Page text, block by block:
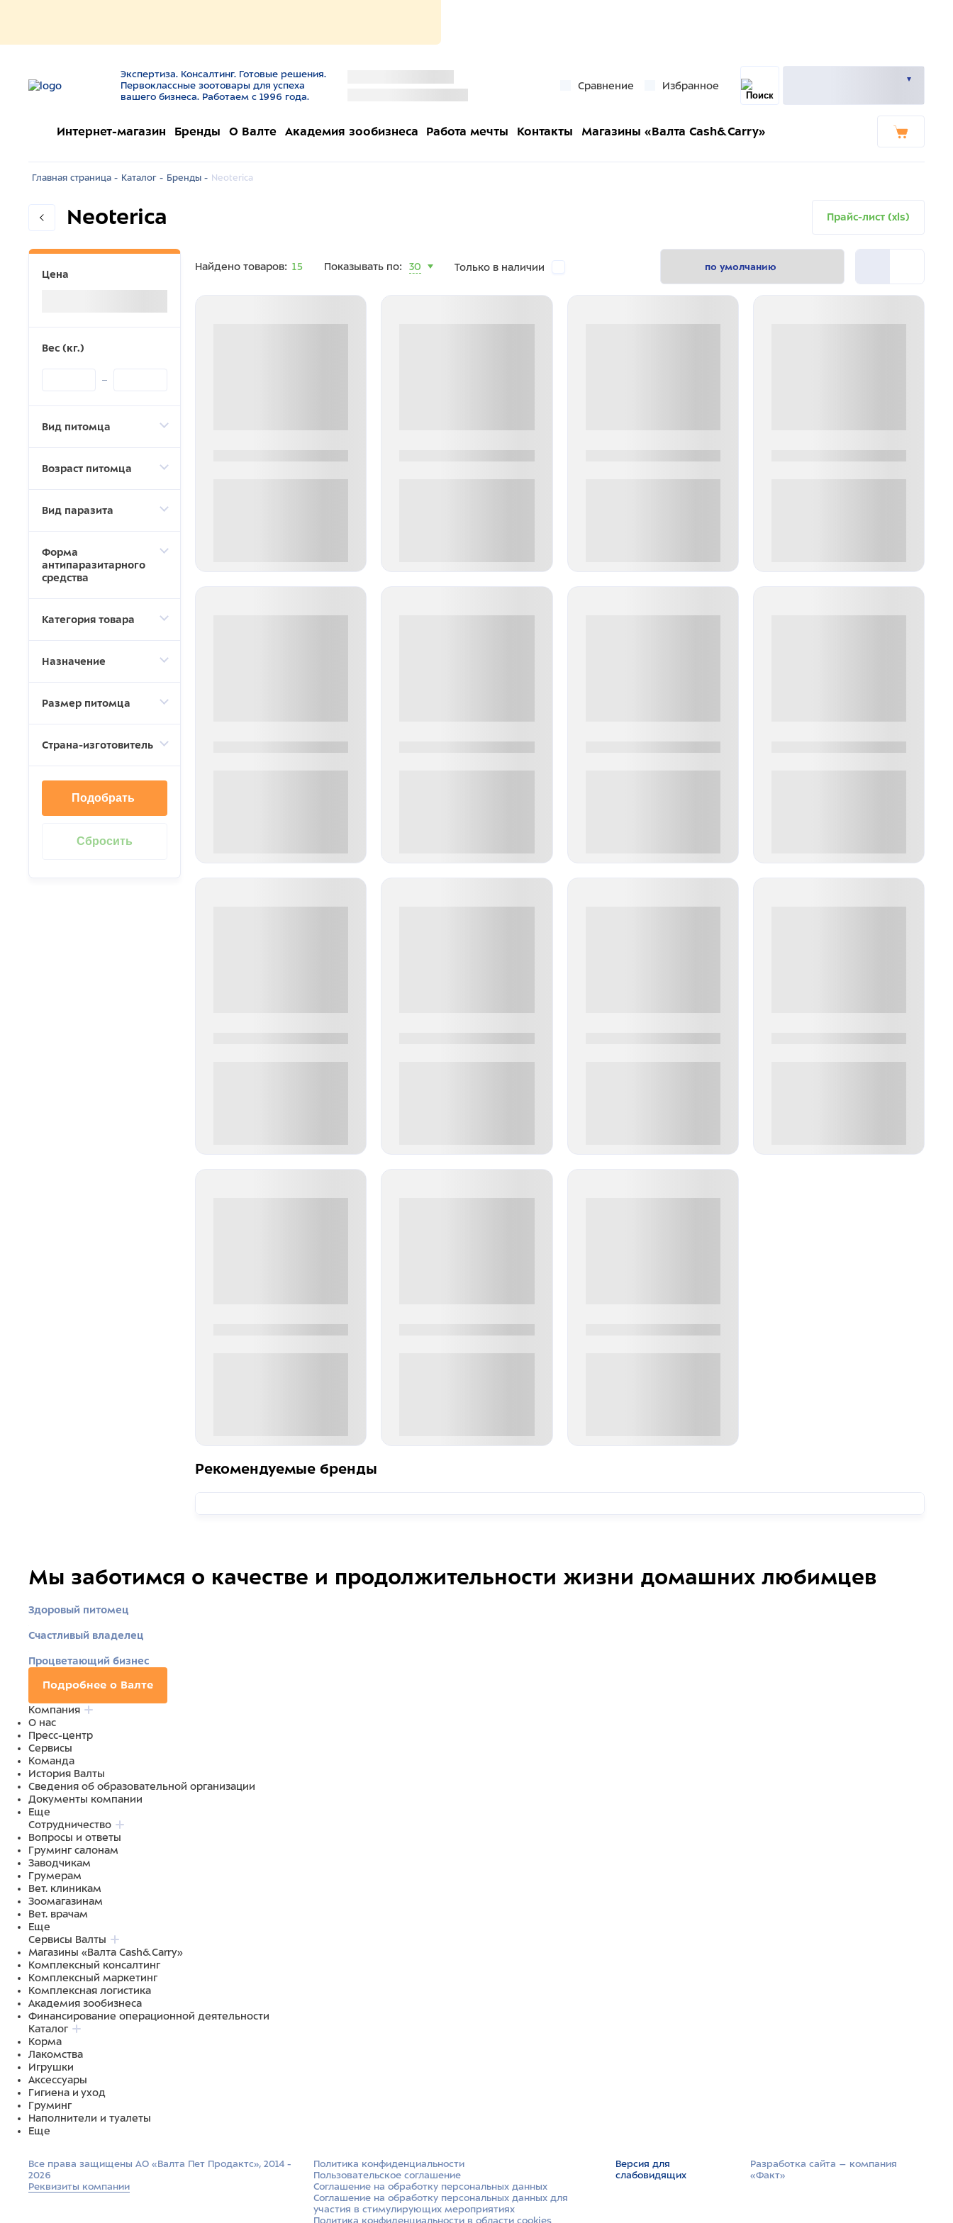
Экспертиза. Консалтинг. Готовые решения.
Первоклассные зоотовары для успеха
вашего бизнеса. Работаем с 1996 года.
Сравнение Избранное
Интернет-магазин Бренды О Валте Академия зообизнеса Работа мечты Контакты Магазины «Валта Cash&Carry»
Главная страница - Каталог - Бренды - Neoterica
Neoterica Прайс-лист (xls)
Цена
Вес (кг.)
Вид питомца
Возраст питомца
Вид паразита
Форма
антипаразитарного
средства
Категория товара
Назначение
Размер питомца
Страна-изготовитель
Подобрать
Найдено товаров: 15 Показывать по: 30 Только в наличии
Рекомендуемые бренды
Мы заботимся о качестве и продолжительности жизни домашних любимцев
Здоровый питомец
Счастливый владелец
Процветающий бизнес
Подробнее о Валте
Компания
О нас
Пресс-центр
Сервисы
Команда
История Валты
Сведения об образовательной организации
Документы компании
Еще
Сотрудничество
Вопросы и ответы
Груминг салонам
Заводчикам
Грумерам
Вет. клиникам
Зоомагазинам
Вет. врачам
Еще
Сервисы Валты
Магазины «Валта Cash&Carry»
Комплексный консалтинг
Комплексный маркетинг
Комплексная логистика
Академия зообизнеса
Финансирование операционной деятельности
Каталог
Корма
Лакомства
Игрушки
Аксессуары
Гигиена и уход
Груминг
Наполнители и туалеты
Еще
Все права защищены АО «Валта Пет Продактс», 2014 -
2026
Реквизиты компании
Политика конфиденциальности
Пользовательское соглашение
Соглашение на обработку персональных данных
Соглашение на обработку персональных данных для
участия в стимулирующих мероприятиях
Политика конфиденциальности в области cookies
Версия для
слабовидящих
Разработка сайта –­ компания
«Факт»